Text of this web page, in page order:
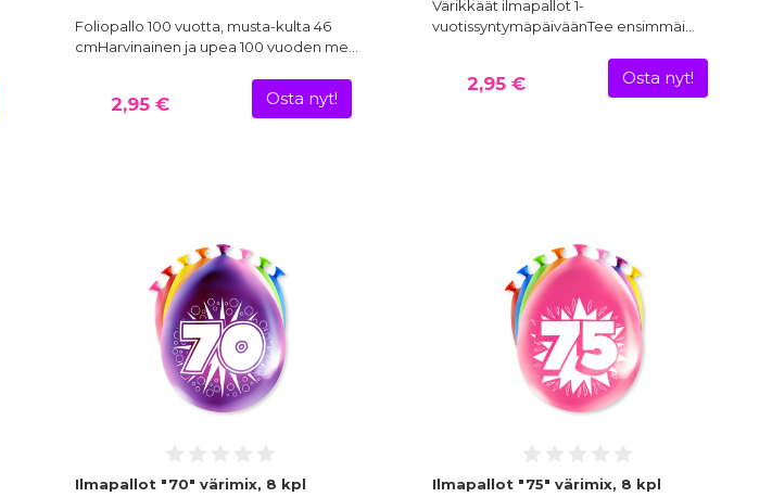
Foliopallo 100 vuotta, musta-kulta 46
cmHarvinainen ja upea 100 vuoden me…
2,95 € Osta nyt!
Värikkäät ilmapallot 1-
vuotissyntymäpäiväänTee ensimmäi…
2,95 € Osta nyt!
Ilmapallot "70" värimix, 8 kpl Ilmapallot "75" värimix, 8 kpl